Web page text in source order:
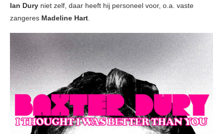
Ian Dury niet zelf, daar heeft hij personeel voor, o.a. vaste
zangeres Madeline Hart.